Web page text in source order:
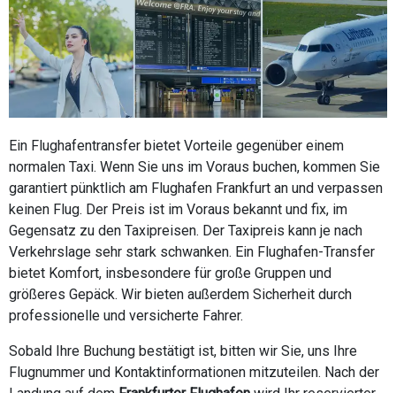
Ein Flughafentransfer bietet Vorteile gegenüber einem
normalen Taxi. Wenn Sie uns im Voraus buchen, kommen Sie
garantiert pünktlich am Flughafen Frankfurt an und verpassen
keinen Flug. Der Preis ist im Voraus bekannt und fix, im
Gegensatz zu den Taxipreisen. Der Taxipreis kann je nach
Verkehrslage sehr stark schwanken. Ein Flughafen-Transfer
bietet Komfort, insbesondere für große Gruppen und
größeres Gepäck. Wir bieten außerdem Sicherheit durch
professionelle und versicherte Fahrer.
Sobald Ihre Buchung bestätigt ist, bitten wir Sie, uns Ihre
Flugnummer und Kontaktinformationen mitzuteilen. Nach der